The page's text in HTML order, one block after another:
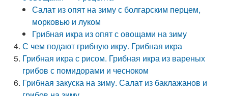
Салат из опят на зиму с болгарским перцем,
морковью и луком
Грибная икра из опят с овощами на зиму
С чем подают грибную икру. Грибная икра
Грибная икра с рисом. Грибная икра из вареных
грибов с помидорами и чесноком
Грибная закуска на зиму. Салат из баклажанов и